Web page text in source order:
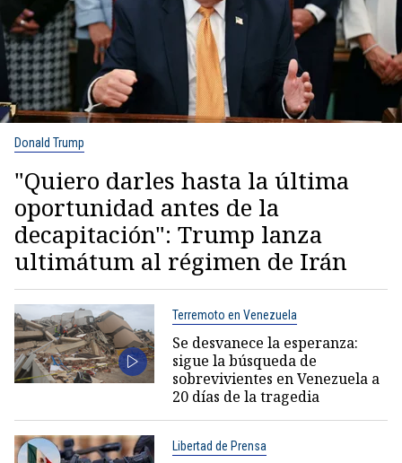
Donald Trump
"Quiero darles hasta la última
oportunidad antes de la
decapitación": Trump lanza
ultimátum al régimen de Irán
Terremoto en Venezuela
Se desvanece la esperanza:
sigue la búsqueda de
sobrevivientes en Venezuela a
20 días de la tragedia
Libertad de Prensa